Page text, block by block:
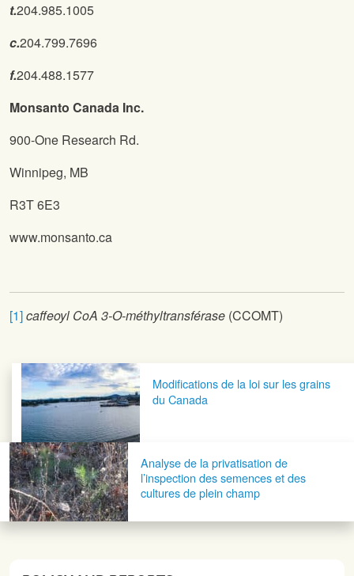
t.204.985.1005
c.204.799.7696
f.204.488.1577
Monsanto Canada Inc.
900-One Research Rd.
Winnipeg, MB
R3T 6E3
www.monsanto.ca
[1]caffeoyl CoA 3-O-méthyltransférase (CCOMT)
Navigation postaleModifications de la loi sur les grains
du Canada
Analyse de la privatisation de
l’inspection des semences et des
cultures de plein champ